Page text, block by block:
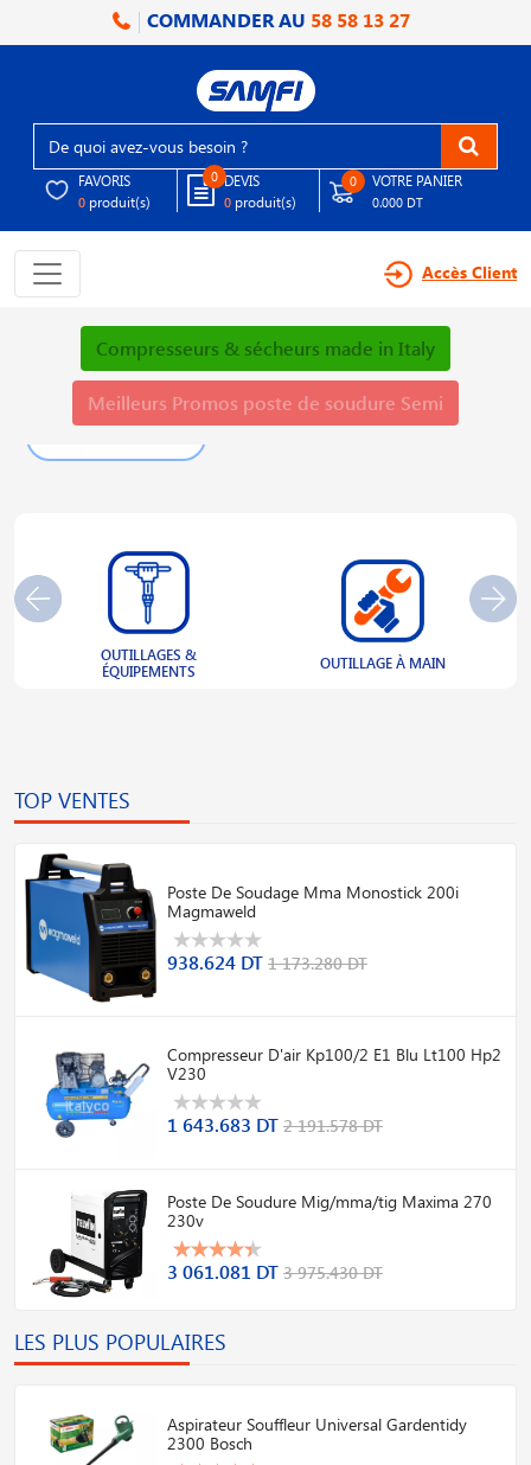
COMMANDER AU 58 58 13 27
FAVORIS
0 produit(s)
0 DEVIS
0 produit(s)
0 VOTRE PANIER
0.000 DT
Accès Client
Compresseurs & sécheurs made in Italy
Meilleurs Promos poste de soudure Semi
OUTILLAGES &
ÉQUIPEMENTS
OUTILLAGE À MAIN
TOP VENTES
Poste De Soudage Mma Monostick 200i
Magmaweld
938.624 DT 1 173.280 DT
Compresseur D'air Kp100/2 E1 Blu Lt100 Hp2
V230
1 643.683 DT 2 191.578 DT
Poste De Soudure Mig/mma/tig Maxima 270
230v
3 061.081 DT 3 975.430 DT
LES PLUS POPULAIRES
Aspirateur Souffleur Universal Gardentidy
2300 Bosch